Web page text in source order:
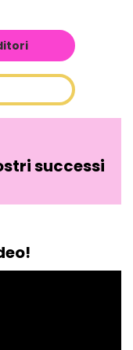
successi